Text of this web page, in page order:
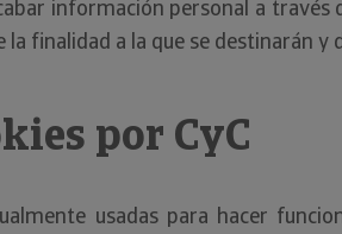
información personal a
la finalidad a la que se destinarán
por CyC
usadas para hacer